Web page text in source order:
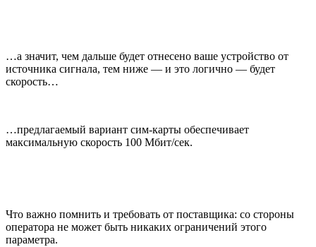
…а значит, чем дальше будет отнесено ваше устройство от
источника сигнала, тем ниже — и это логично — будет
скорость…
…предлагаемый вариант сим-карты обеспечивает
максимальную скорость 100 Мбит/сек.
Что важно помнить и требовать от поставщика: со стороны
оператора не может быть никаких ограничений этого
параметра.